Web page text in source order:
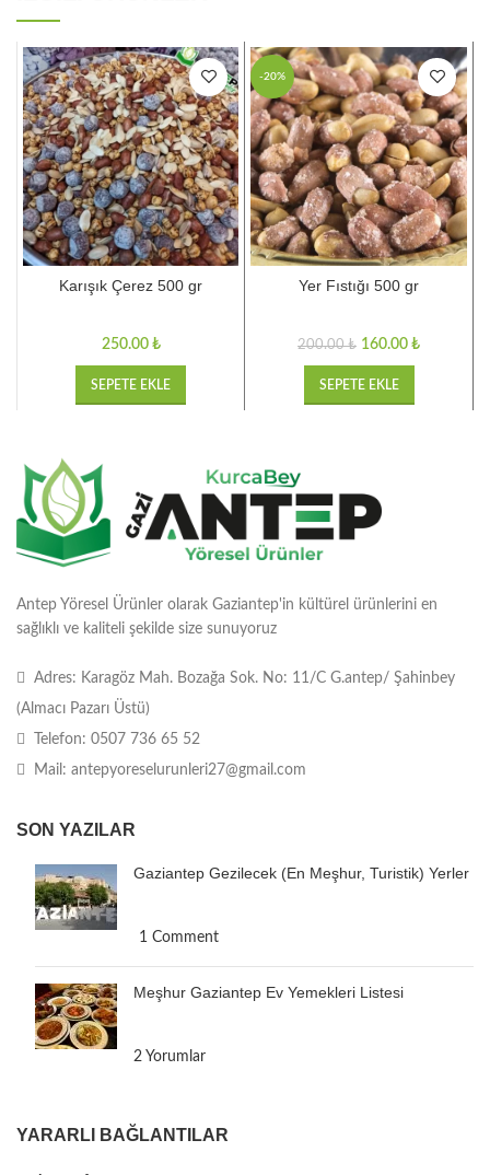
Karışık Çerez 500 gr
₺
SEPETE EKLE
-20%
Yer Fıstığı 500 gr
200.00₺ 160.00 ₺
SEPETE EKLE
Antep Yöresel Ürünler olarak Gaziantep'in kültürel ürünlerini en
sağlıklı ve kaliteli şekilde size sunuyoruz
Adres: Karagöz Mah. Bozağa Sok. No: 11/C G.antep/ Şahinbey
(Almacı Pazarı Üstü)
Telefon: 0507 736 65 52
Mail: antepyoreselurunleri27@gmail.com
SON YAZILAR
Gaziantep Gezilecek (En Meşhur, Turistik) Yerler
1 Comment
Meşhur Gaziantep Ev Yemekleri Listesi
2 Yorumlar
YARARLI BAĞLANTILAR